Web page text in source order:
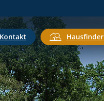
Hausfinder